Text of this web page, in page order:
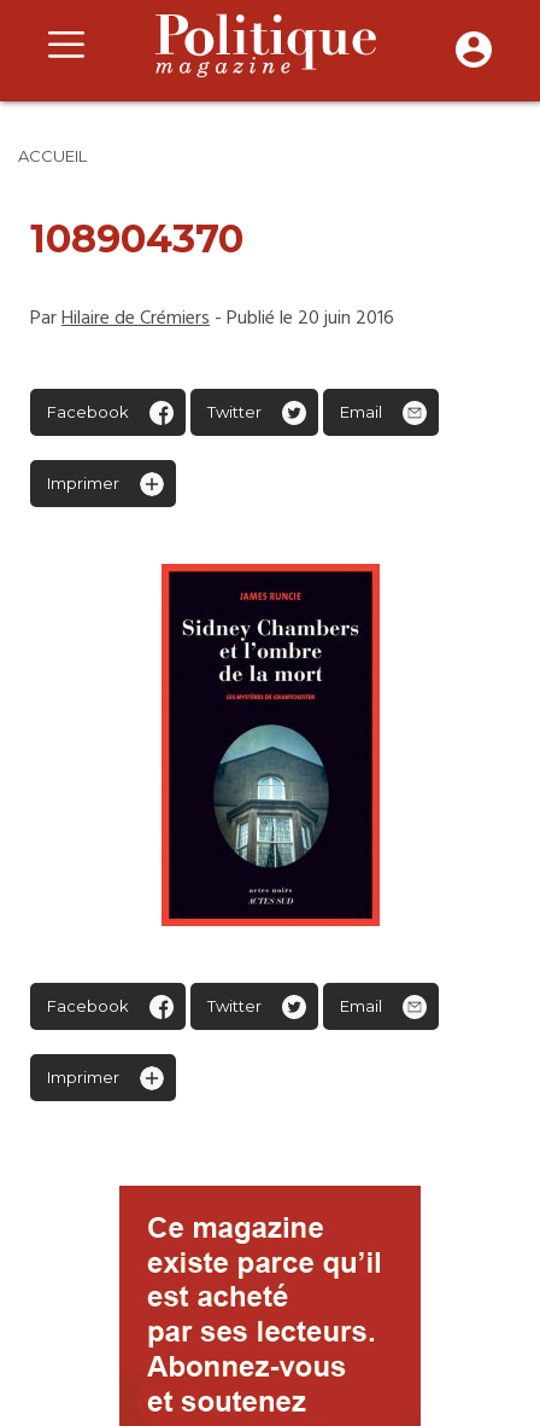
ACCUEIL
108904370
ParHilaire de Crémiers- Publié le 20 juin 2016
Facebook Twitter Email
Imprimer
Facebook Twitter Email
Imprimer